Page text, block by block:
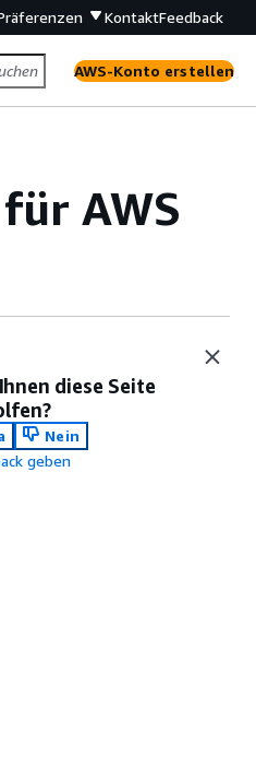
KontaktFeedback
AWS-Konto erstellen
AWS
diese Seite
Nein
geben